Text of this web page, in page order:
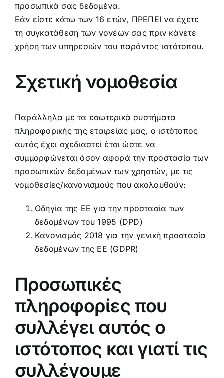
προσωπικά σας δεδομένα.
Εάν είστε κάτω των 16 ετών, ΠΡΕΠΕΙ να έχετε
τη συγκατάθεση των γονέων σας πριν κάνετε
χρήση των υπηρεσιών του παρόντος ιστότοπου.
Σχετική νομοθεσία
Παράλληλα με τα εσωτερικά συστήματα
πληροφορικής της εταιρείας μας, ο ιστότοπος
αυτός έχει σχεδιαστεί έτσι ώστε να
συμμορφώνεται όσον αφορά την προστασία των
προσωπικών δεδομένων των χρηστών, με τις
νομοθεσίες/κανονισμούς που ακολουθούν:
Οδηγία της ΕΕ για την προστασία των
δεδομένων του 1995 (DPD)
Κανονισμός 2018 για την γενική προστασία
δεδομένων της ΕΕ (GDPR)
Προσωπικές
πληροφορίες που
συλλέγει αυτός ο
ιστότοπος και γιατί τις
συλλέγουμε